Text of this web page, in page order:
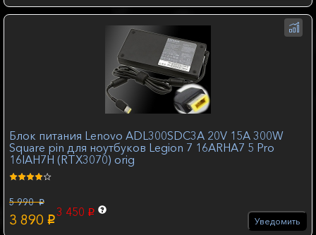
Блок питания Lenovo ADL300SDC3A 20V 15A 300W
Square pin для ноутбуков Legion 7 16ARHA7 5 Pro
16IAH7H (RTX3070) orig
5 990 p
3 890 p
3 450 p
Уведомить